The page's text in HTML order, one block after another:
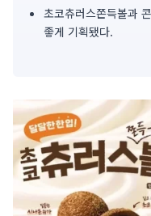
심
초코츄러스쫀득볼과
좋게 기획됐다.